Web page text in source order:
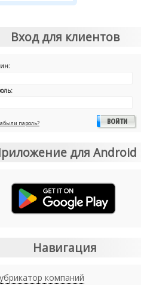
Вход для клиентов
пароль?
для Android
Навигация
компаний